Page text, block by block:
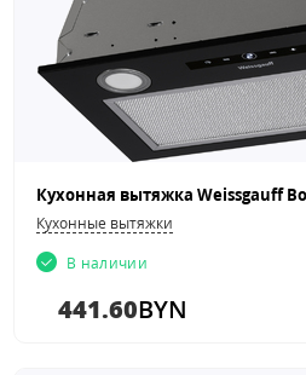
Кухонная вытяжка Weissgauff
Кухонные вытяжки
В наличии
441.60BYN